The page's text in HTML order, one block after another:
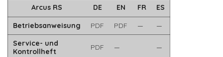
Arcus RS DE EN FR ES
Betriebsanweisung PDF PDF —
—
Service- und
Kontrollheft
PDF — —